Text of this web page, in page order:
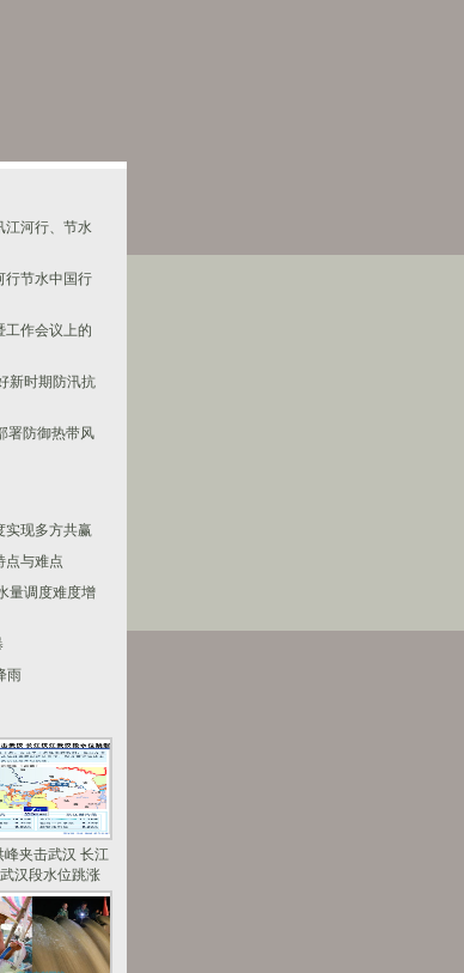
江河行、节水
行节水中国行
工作会议上的
新时期防汛抗
署防御热带风
实现多方共赢
点与难点
量调度难度增
雨
峰夹击武汉 长江
汉段水位跳涨